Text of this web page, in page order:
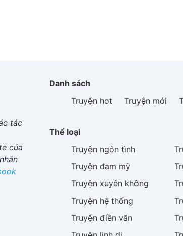
tác
của
Danh sách
Truyện hot
Truyện mới
Thể loại
Truyện ngôn tình
Truyệnđam mỹ
Truyện xuyên không
Truyện hệ thống
Truyệnđiền văn